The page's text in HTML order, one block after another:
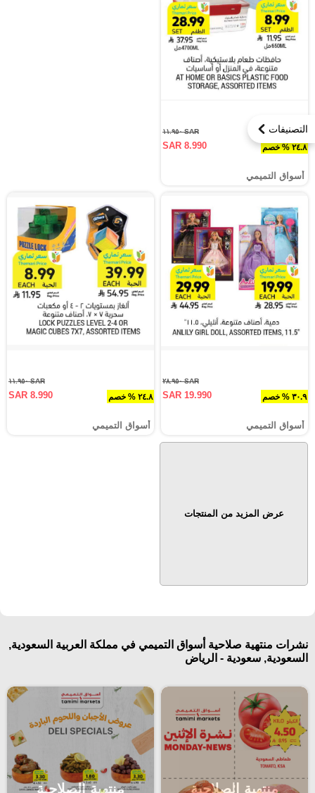
التصنيفات
٢٤.٨ % خصم
SAR ١١.٩٥٠
SAR 8.990
أسواق التميمي
٣٠.٩ % خصم
SAR ٢٨.٩٥٠
SAR 19.990
أسواق التميمي
٢٤.٨ % خصم
SAR ١١.٩٥٠
SAR 8.990
أسواق التميمي
عرض المزيد من المنتجات
نشرات منتهية صلاحية أسواق التميمي في مملكة العربية السعودية,
السعودية, سعودية - الرياض
منتهية الصلاحية منتهية الصلاحية